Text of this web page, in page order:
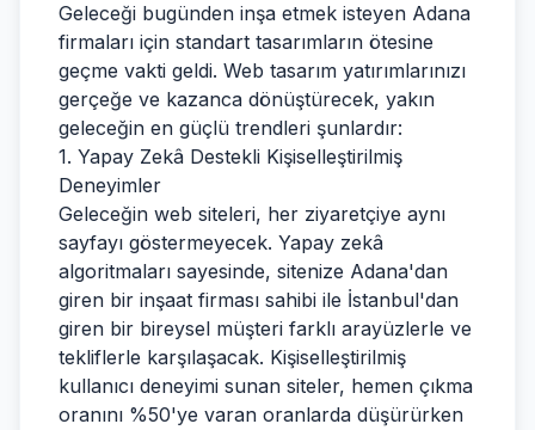
Geleceği bugünden inşa etmek isteyen Adana
firmaları için standart tasarımların ötesine
geçme vakti geldi. Web tasarım yatırımlarınızı
gerçeğe ve kazanca dönüştürecek, yakın
geleceğin en güçlü trendleri şunlardır:
1. Yapay Zekâ Destekli Kişiselleştirilmiş
Deneyimler
Geleceğin web siteleri, her ziyaretçiye aynı
sayfayı göstermeyecek. Yapay zekâ
algoritmaları sayesinde, sitenize Adana'dan
giren bir inşaat firması sahibi ile İstanbul'dan
giren bir bireysel müşteri farklı arayüzlerle ve
tekliflerle karşılaşacak. Kişiselleştirilmiş
kullanıcı deneyimi sunan siteler, hemen çıkma
oranını %50'ye varan oranlarda düşürürken